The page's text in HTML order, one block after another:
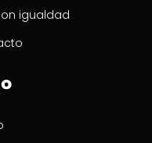
igualdad